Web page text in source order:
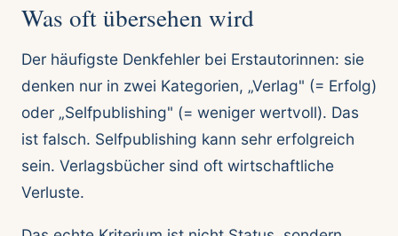
Was oft übersehen wird
Der häufigste Denkfehler bei Erstautorinnen: sie
denken nur in zwei Kategorien, „Verlag" (= Erfolg)
oder „Selfpublishing" (= weniger wertvoll). Das
ist falsch. Selfpublishing kann sehr erfolgreich
sein. Verlagsbücher sind oft wirtschaftliche
Verluste.